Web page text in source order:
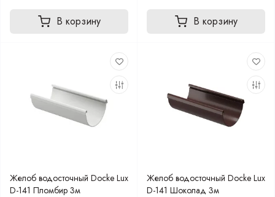
В корзину В корзину
Желоб водосточный Docke Lux
D-141 Пломбир 3м
Желоб водосточный Docke Lux
D-141 Шоколад 3м